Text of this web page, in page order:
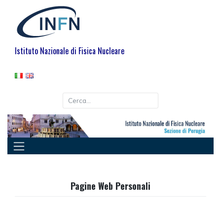
Istituto Nazionale di Fisica Nucleare
Pagine Web Personali